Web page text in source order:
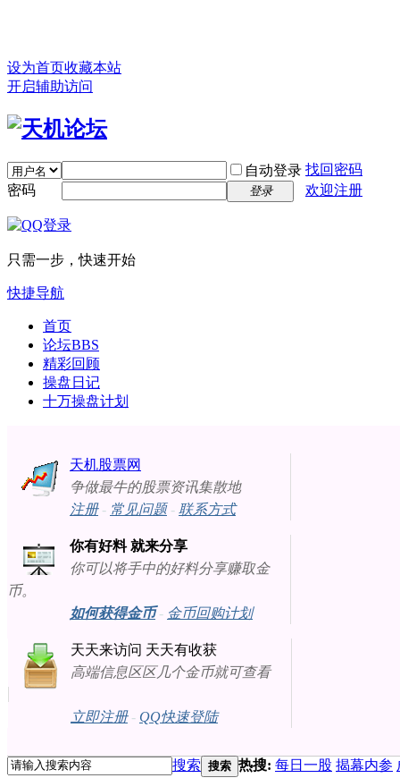
设为首页收藏本站
开启辅助访问
自动登录 找回密码
密码
登录 欢迎注册
只需一步，快速开始
快捷导航
首页
论坛BBS
精彩回顾
操盘日记
十万操盘计划
天机股票网
争做最牛的股票资讯集散地
注册- 常见问题- 联系方式
你有好料 就来分享
你可以将手中的好料分享赚取金
币。
如何获得金币- 金币回购计划
天天来访问 天天有收获
高端信息区区几个金币就可查看
立即注册- QQ快速登陆
搜索 搜索 热搜: 每日一股 揭幕内参